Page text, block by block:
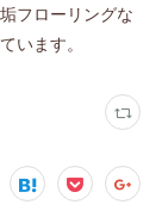
フローリングな
います。